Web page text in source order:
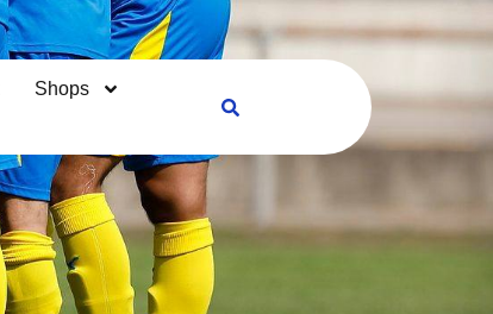
Shops
Suche öffnen